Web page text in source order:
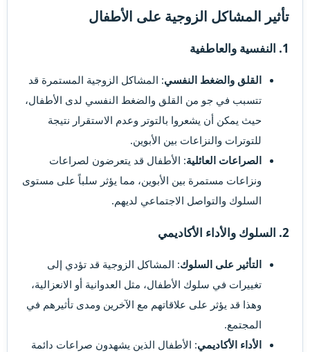
تأثير المشاكل الزوجية على الأطفال​
1. النفسية والعاطفية​
القلق والضغط النفسي: المشاكل الزوجية المستمرة قد
تتسبب في جو من القلق والضغط النفسي لدى الأطفال،
حيث يمكن أن يشعروا بالتوتر وعدم الاستقرار نتيجة
للتوترات والنزاعات بين الأبوين.
الصراعات العائلية: الأطفال قد يتعرضون لصراعات
ونزاعات مستمرة بين الأبوين، مما يؤثر سلباً على مستوى
السلوك والتواصل الاجتماعي لديهم.
2. السلوك والأداء الأكاديمي​
التأثير على السلوك: المشاكل الزوجية قد تؤدي إلى
تغييرات في سلوك الأطفال، مثل العدوانية أو الانعزالية،
وهذا قد يؤثر على علاقاتهم مع الآخرين ومدى تأثيرهم في
المجتمع.
الأداء الأكاديمي: الأطفال الذين يشهدون صراعات دائمة